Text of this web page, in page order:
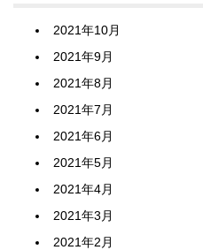
2021年10月
2021年9月
2021年8月
2021年7月
2021年6月
2021年5月
2021年4月
2021年3月
2021年2月